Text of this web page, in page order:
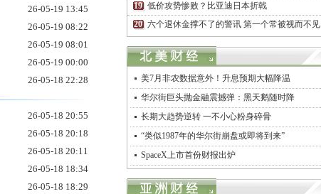
26-05-19 13:45
26-05-19 08:22
26-05-19 08:01
26-05-19 00:00
26-05-18 22:28
26-05-18 20:55
26-05-18 20:18
26-05-18 20:11
26-05-18 18:34
26-05-18 18:29
低价攻势惨败？比亚迪日本折戟
六个退休金撑不了的警讯 第一个常被视而不见
美7月非农数据意外！升息预期大幅降温
华尔街巨头抛金融震撼弹：黑天鹅随时降
长期大趋势逆转 一不小心粉身碎骨
“类似1987年的华尔街崩盘或即将到来”
SpaceX上市首份财报出炉